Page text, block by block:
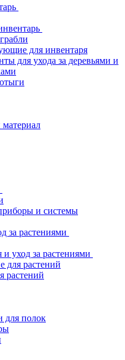
для инвентаря
для ухода за деревьями и
и системы
за растениями
и уход за растениями
для растений
растений
для полок